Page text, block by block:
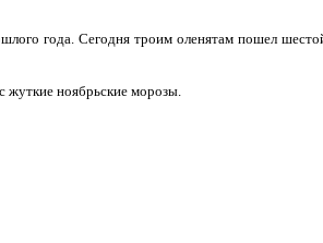
года. Сегодня троим оленятам пошел
жуткие ноябрьские морозы.